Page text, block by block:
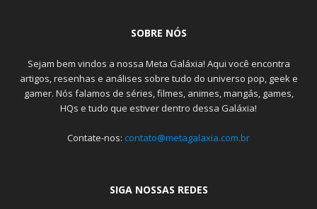
SOBRE NÓS
Sejam bem vindos a nossa Meta Galáxia! Aqui você encontra
artigos, resenhas e análises sobre tudo do universo pop, geek e
gamer. Nós falamos de séries, filmes, animes, mangás, games,
HQs e tudo que estiver dentro dessa Galáxia!
Contate-nos: contato@metagalaxia.com.br
SIGA NOSSAS REDES